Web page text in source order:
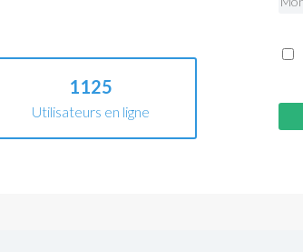
1125
Utilisateurs en ligne